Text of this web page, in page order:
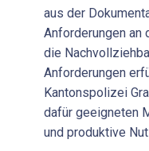
aus der
Anforderungen an
die
Anforderungen
Kantonspolizei
dafür geeigneten
und produktive